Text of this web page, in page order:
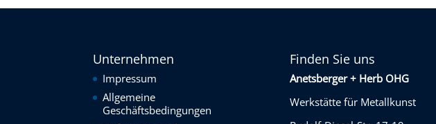
Unternehmen
Impressum
Allgemeine
Geschäftsbedingungen
Finden Sie uns
Anetsberger + Herb OHG
Werkstätte für Metallkunst